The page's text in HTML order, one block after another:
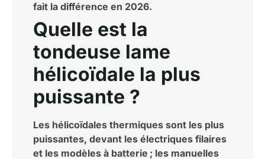
fait la différence en 2026.
Quelle est la
tondeuse lame
hélicoïdale la plus
puissante ?
Les hélicoïdales thermiques sont les plus
puissantes, devant les électriques filaires
et les modèles à batterie ; les manuelles